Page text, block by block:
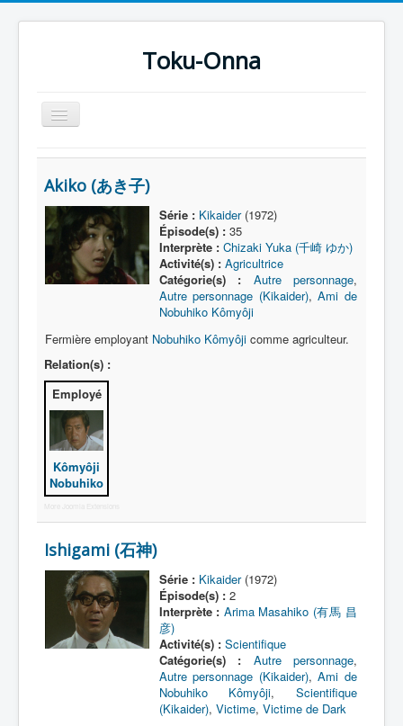
Toku-Onna
Basculer
la
Accueil
Toku-Actrices
Toku-Critiques
Séries
Films
Dessins
Artiste Asperger
Lexique
Jinzô ningen Kikaider (人造 人間
キカイダー) = Androïde Kikaider
Objets
Lieux
Akiko (あき子)
Série : Kikaider(1972)
Épisode(s) :35
Interprète : Chizaki Yuka (千崎 ゆか)
Activité(s) : Agricultrice
Catégorie(s) :
Autre personnage,
Autre personnage (Kikaider),Ami de
Nobuhiko Kômyôji
Fermière employant Nobuhiko Kômyôji comme agriculteur.
Relation(s) :
Employé
Kômyôji
Nobuhiko
More Joomla Extensions
Ishigami (石神)
Série : Kikaider(1972)
Épisode(s) :2
Interprète : Arima Masahiko (有馬 昌
彦)
Activité(s) : Scientifique
Catégorie(s) :
Autre personnage,
Autre personnage (Kikaider),Ami de
Nobuhiko Kômyôji, Scientifique
(Kikaider), Victime, Victime de Dark